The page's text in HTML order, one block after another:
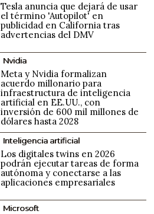
Tesla anuncia que dejará de usar
el término 'Autopilot' en
publicidad en California tras
advertencias del DMV
Nvidia
Meta y Nvidia formalizan
acuerdo millonario para
infraestructura de inteligencia
artificial en EE.UU., con
inversión de 600 mil millones de
dólares hasta 2028
Inteligencia artificial
Los digitales twins en 2026
podrán ejecutar tareas de forma
autónoma y conectarse a las
aplicaciones empresariales
Microsoft